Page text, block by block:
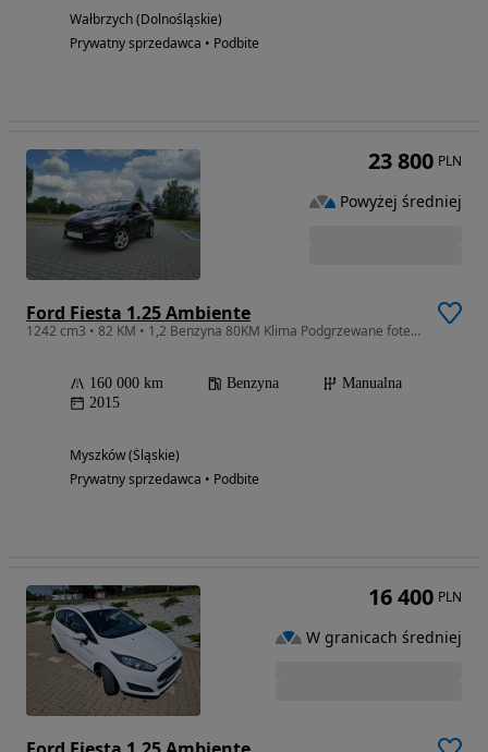
Wałbrzych (Dolnośląskie)
Prywatny sprzedawca • Podbite
Ford Fiesta 1.25 Ambiente
1242 cm3 • 82 KM • 1,2 Benzyna 80KM Klima Podgrzewane fotele
160 000 km Benzyna
Manualna
2015
Myszków (Śląskie)
Prywatny sprzedawca • Podbite
23 800 PLN
Powyżej średniej
16 400 PLN
W granicach średniej